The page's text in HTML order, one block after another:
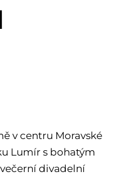
v centru Moravské
Lumír s bohatým
divadelní